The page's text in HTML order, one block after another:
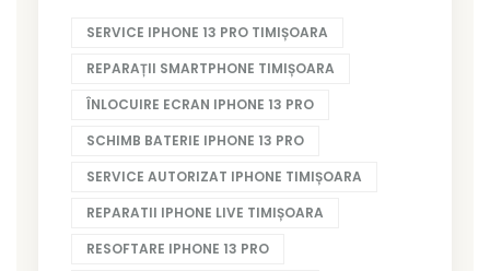
SERVICE IPHONE 13 PRO TIMIȘOARA
REPARAȚII SMARTPHONE TIMIȘOARA
ÎNLOCUIRE ECRAN IPHONE 13 PRO
SCHIMB BATERIE IPHONE 13 PRO
SERVICE AUTORIZAT IPHONE TIMIȘOARA
REPARATII IPHONE LIVE TIMIȘOARA
RESOFTARE IPHONE 13 PRO